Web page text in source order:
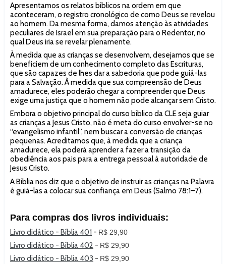
Apresentamos os relatos bíblicos na ordem em que
aconteceram, o registro cronológico de como Deus se revelou
ao homem. Da mesma forma, damos atenção às atividades
peculiares de Israel em sua preparação para o Redentor, no
qual Deus iria se revelar plenamente.
À medida que as crianças se desenvolvem, desejamos que se
beneficiem de um conhecimento completo das Escrituras,
que são capazes de lhes dar a sabedoria que pode guiá-las
para a Salvação. À medida que sua compreensão de Deus
amadurece, eles poderão chegar a compreender que Deus
exige uma justiça que o homem não pode alcançar sem Cristo.
Embora o objetivo principal do curso bíblico da CLE seja guiar
as crianças a Jesus Cristo, não é meta do curso envolver-se no
“evangelismo infantil”, nem buscar a conversão de crianças
pequenas. Acreditamos que, à medida que a criança
amadurece, ela poderá aprender a fazer a transição da
obediência aos pais para a entrega pessoal à autoridade de
Jesus Cristo.
A Bíblia nos diz que o objetivo de instruir as crianças na Palavra
é guiá-las a colocar sua confiança em Deus (Salmo 78:1–7).
Para compras dos livros individuais:
Livro didático - Bíblia 401 - R$ 29,90
Livro didático - Bíblia 402 - R$ 29,90
Livro didático - Bíblia 403 - R$ 29,90